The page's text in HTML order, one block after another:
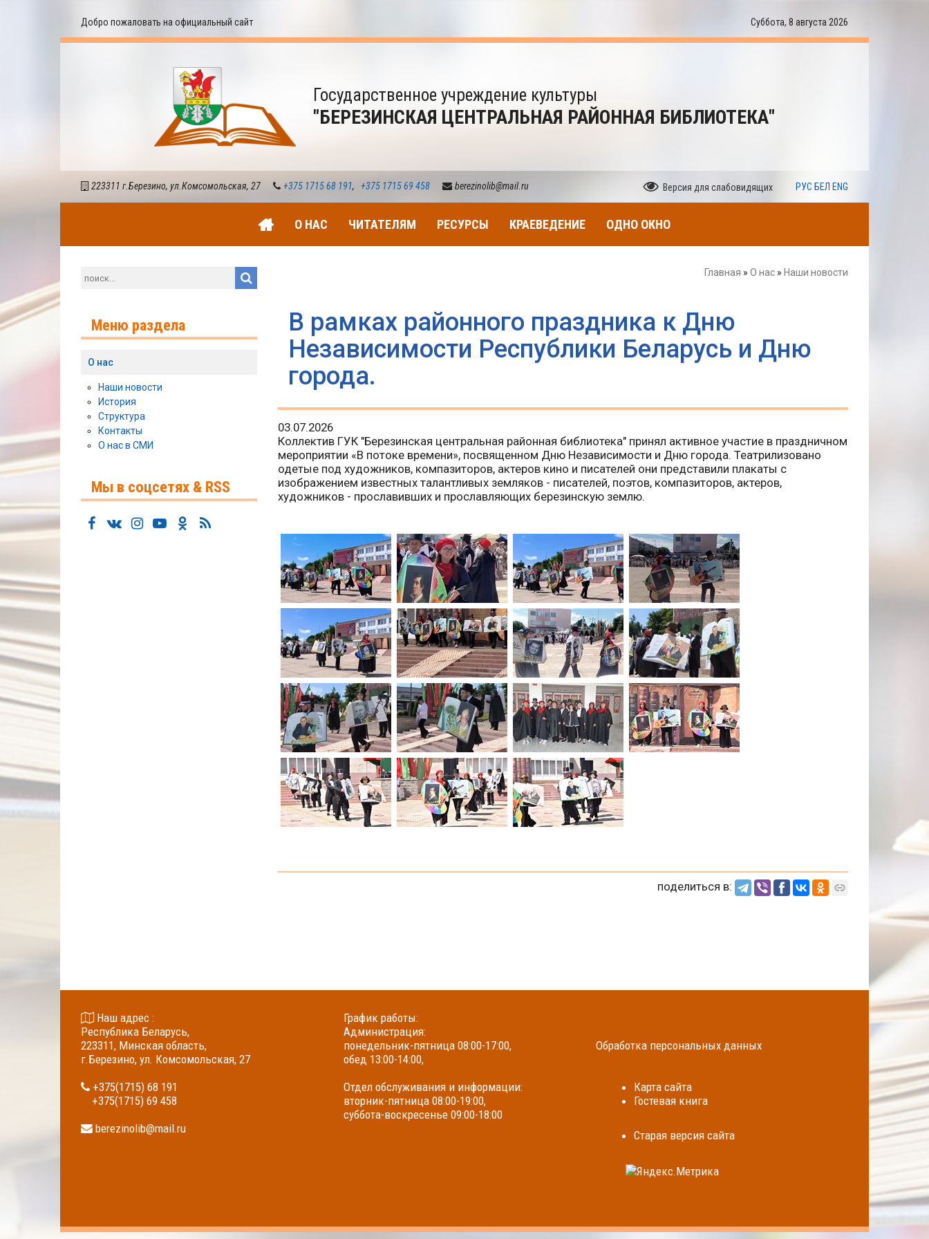
Добро пожаловать на официальный сайт Суббота, 8 августа 2026
Государственное учреждение культуры
"БЕРЕЗИНСКАЯ ЦЕНТРАЛЬНАЯ РАЙОННАЯ БИБЛИОТЕКА"
223311 г.Березино, ул.Комсомольская, 27 +375 1715 68 191, +375 1715 69 458 berezinolib@mail.ru Версия для слабовидящих РУС БЕЛ ENG
О НАС ЧИТАТЕЛЯМ РЕСУРСЫ КРАЕВЕДЕНИЕ ОДНО ОКНО
Главная » О нас » Наши новости
В рамках районного праздника к Дню
Независимости Республики Беларусь и Дню
города.
03.07.2026
Коллектив ГУК "Березинская центральная районная библиотека" принял активное участие в праздничном
мероприятии «В потоке времени», посвященном Дню Независимости и Дню города. Театрилизовано
одетые под художников, компазиторов, актеров кино и писателей они представили плакаты с
изображением известных талантливых земляков - писателей, поэтов, компазиторов, актеров,
художников - прославивших и прославляющих березинскую землю.
поделиться в:
Меню раздела
О нас
Наши новости
История
Структура
Контакты
О нас в СМИ
Мы в соцсетях & RSS
Наш адрес :
Республика Беларусь,
223311, Минская область,
г.Березино, ул. Комсомольская, 27
+375(1715) 68 191
+375(1715) 69 458
berezinolib@mail.ru
График работы:
Администрация:
понедельник-пятница 08:00-17:00,
обед 13:00-14:00,
Отдел обслуживания и информации:
вторник-пятница 08:00-19:00,
суббота-воскресенье 09:00-18:00
Обработка персональных данных
Карта сайта
Гостевая книга
Cтарая версия сайта